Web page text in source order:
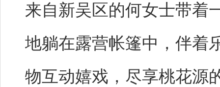
来自新吴区的何女士带着
地躺在露营帐篷中，伴着
物互动嬉戏，尽享桃花源